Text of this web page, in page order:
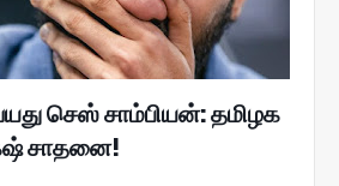
செஸ் சாம்பியன்: தமிழக
சாதனை!